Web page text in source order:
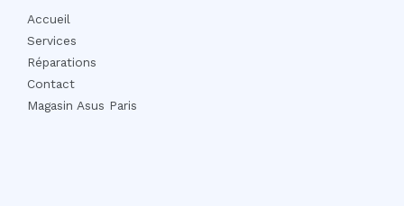
Accueil
Services
Réparations
Contact
Magasin Asus Paris